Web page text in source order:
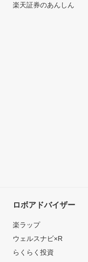
楽天証券のあんしん
ロボアドバイザー
楽ラップ
ウェルスナビ×R
らくらく投資